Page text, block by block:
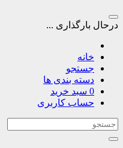
درحال بارگذاری ...
خانه
جستجو
دسته بندی ها
0 سبد خرید
حساب کاربری